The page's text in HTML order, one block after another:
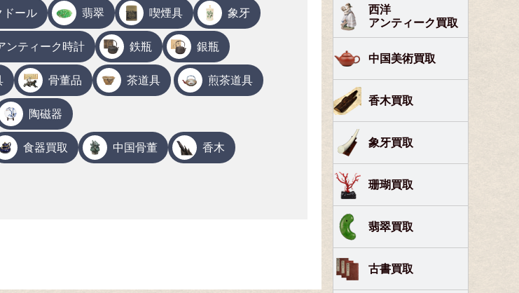
ドール 翡翠 喫煙具 象牙
ンティーク時計 鉄瓶 銀瓶
骨董品 茶道具 煎茶道具
陶磁器
食器買取 中国骨董 香木
西洋
アンティーク買取
中国美術買取
香木買取
象牙買取
珊瑚買取
翡翠買取
古書買取